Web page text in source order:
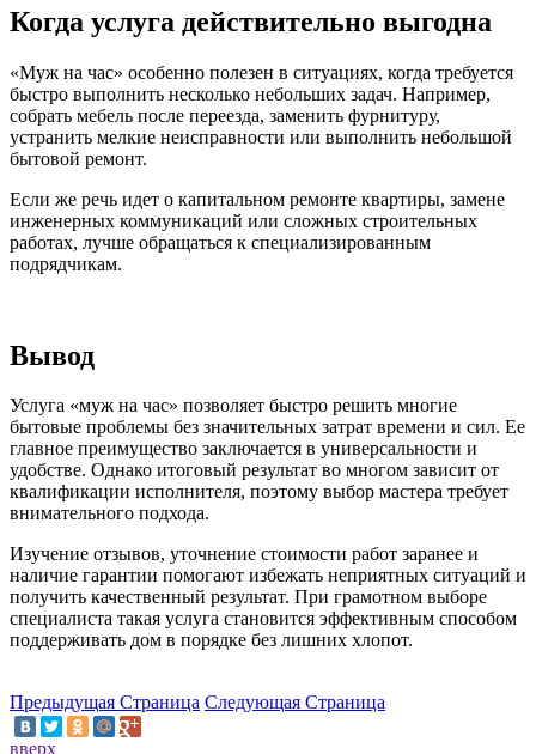
Когда услуга действительно выгодна
«Муж на час» особенно полезен в ситуациях, когда требуется
быстро выполнить несколько небольших задач. Например,
собрать мебель после переезда, заменить фурнитуру,
устранить мелкие неисправности или выполнить небольшой
бытовой ремонт.
Если же речь идет о капитальном ремонте квартиры, замене
инженерных коммуникаций или сложных строительных
работах, лучше обращаться к специализированным
подрядчикам.
Вывод
Услуга «муж на час» позволяет быстро решить многие
бытовые проблемы без значительных затрат времени и сил. Ее
главное преимущество заключается в универсальности и
удобстве. Однако итоговый результат во многом зависит от
квалификации исполнителя, поэтому выбор мастера требует
внимательного подхода.
Изучение отзывов, уточнение стоимости работ заранее и
наличие гарантии помогают избежать неприятных ситуаций и
получить качественный результат. При грамотном выборе
специалиста такая услуга становится эффективным способом
поддерживать дом в порядке без лишних хлопот.
Предыдущая Страница Следующая Страница
вверх